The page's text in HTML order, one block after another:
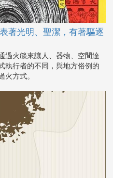
著光明、聖潔，有著驅逐
過火燄來讓人、器物、空間達
執行者的不同，與地方俗例的
火方式。